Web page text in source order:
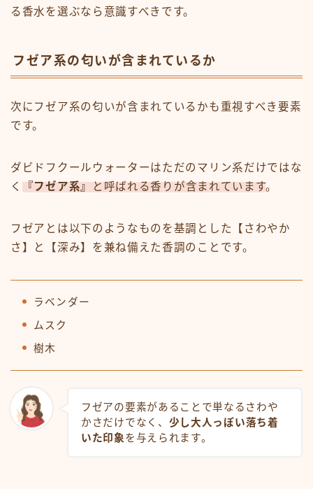
る香水を選ぶなら意識すべきです。
フゼア系の匂いが含まれているか
次にフゼア系の匂いが含まれているかも重視すべき要素
です。
ダビドフクールウォーターはただのマリン系だけではな
く
『フゼア系』 と呼ばれる香りが含まれています。
フゼアとは以下のようなものを基調とした【さわやか
さ】と【深み】を兼ね備えた香調のことです。
ラベンダー
ムスク
樹木
フゼアの要素があることで単なるさわや
かさだけでなく、 少し大人っぽい落ち着
いた印象を与えられます。